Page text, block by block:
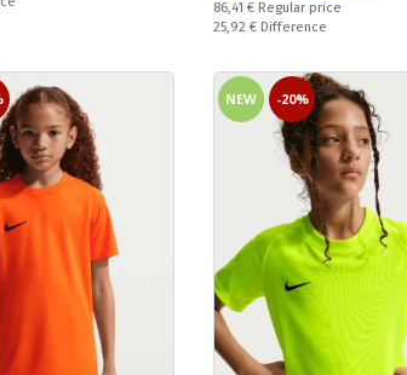
Regular price:
86,41 € Regular price
Спестявате:
25,92 € Difference
NEW -20%